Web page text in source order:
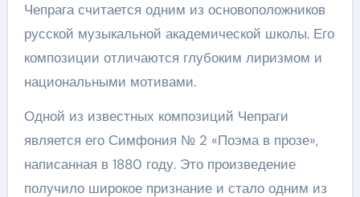
Чепрага считается одним из основоположников
русской музыкальной академической школы. Его
композиции отличаются глубоким лиризмом и
национальными мотивами.
Одной из известных композиций Чепраги
является его Симфония № 2 «Поэма в прозе»,
написанная в 1880 году. Это произведение
получило широкое признание и стало одним из